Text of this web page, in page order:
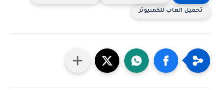
تحميل العاب للكمبيوتر